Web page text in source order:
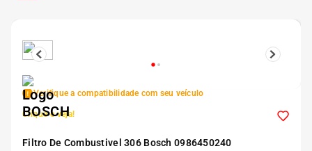
Verifique a compatibilidade com seu veículo
Clique e veja!
Filtro De Combustivel 306 Bosch 0986450240
5º
6º
7º 185 65r15